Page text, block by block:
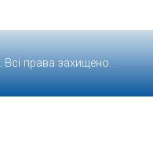
Всі права захищено.